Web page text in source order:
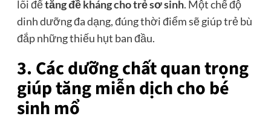
lõi đểtăng đề kháng cho trẻ sơ sinh. Một chế độ
dinh dưỡng đa dạng, đúng thời điểm sẽ giúp trẻ bù
đắp những thiếu hụt ban đầu.
3. Các dưỡng chất quan trọng
giúp tăng miễn dịch cho bé
sinh mổ